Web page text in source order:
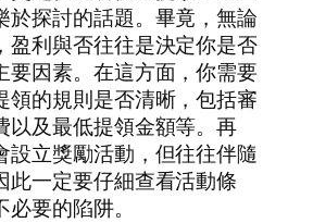
於探討的話題。畢竟，無論
盈利與否往往是決定你是否
要因素。在這方面，你需要
領的規則是否清晰，包括審
以及最低提領金額等。再
設立獎勵活動，但往往伴隨
此一定要仔細查看活動條
要的陷阱。